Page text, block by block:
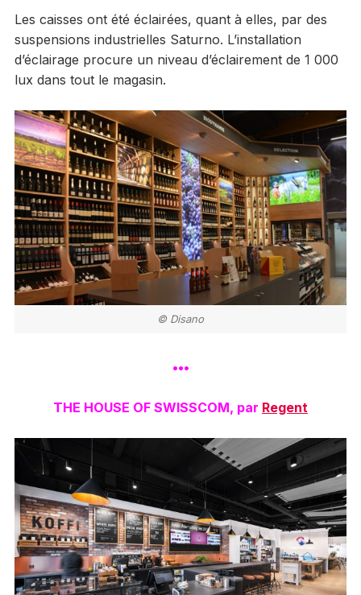
Les caisses ont été éclairées, quant à elles, par des
suspensions industrielles Saturno. L’installation
d’éclairage procure un niveau d’éclairement de 1 000
lux dans tout le magasin.
© Disano
•••
THE HOUSE OF SWISSCOM, par Regent